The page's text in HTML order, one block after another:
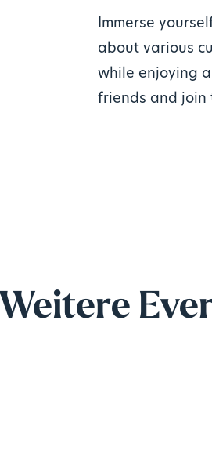
Immerse
about various
while enjoying
friends and join
Weitere